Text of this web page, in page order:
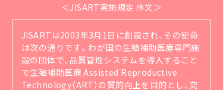
＜JISART実施規定 序文＞
JISARTは2003年3月1日に創設され、その使命
は次の通りです。 わが国の生殖補助医療専門施
設の団体で、品質管理システムを導入すること
で生殖補助医療 Assisted Reproductive
Technology（ART）の質的向上を目的とし、究